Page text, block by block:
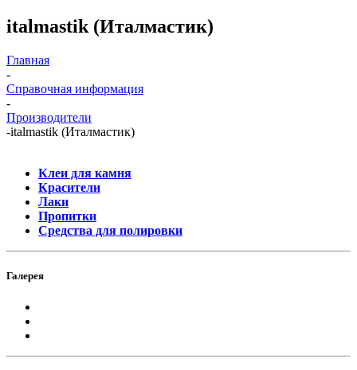
italmastik (Италмастик)
Главная
-
Справочная информация
-
Производители
-italmastik (Италмастик)
Клеи для камня
Красители
Лаки
Пропитки
Средства для полировки
Галерея